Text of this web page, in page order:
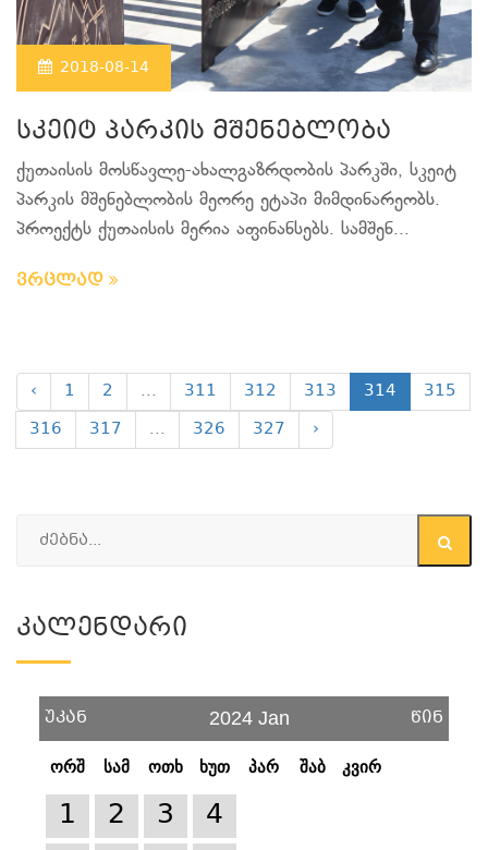
2018-08-14
სკეიტ პარკის მშენებლობა
ქუთაისის მოსწავლე-ახალგაზრდობის პარკში, სკეიტ
პარკის მშენებლობის მეორე ეტაპი მიმდინარეობს.
პროექტს ქუთაისის მერია აფინანსებს. სამშენ...
ვრცლად
‹ 1 2 ... 311 312 313 314
315
316
317 ... 326 327 ›
Კალენდარი
უკან 2024 Jan წინ
ორშ სამ ოთხ ხუთ პარ შაბ კვირ
1 2 3
4